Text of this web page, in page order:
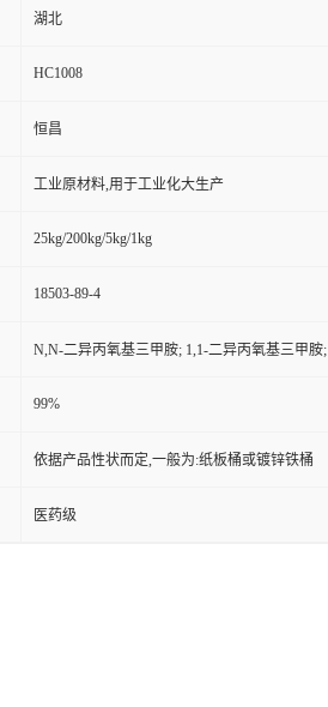
湖北
HC1008
恒昌
工业原材料,用于工业化大生产
25kg/200kg/5kg/1kg
18503-89-4
N,N-二异丙氧基三甲胺; 1,1-二异丙氧基三甲胺;
99%
依据产品性状而定,一般为:纸板桶或镀锌铁桶
医药级